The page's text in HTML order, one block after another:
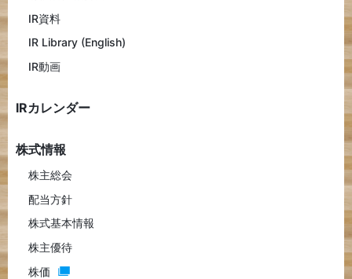
IR資料
IR Library (English)
IR動画
IRカレンダー
株式情報
株主総会
配当方針
株式基本情報
株主優待
株価